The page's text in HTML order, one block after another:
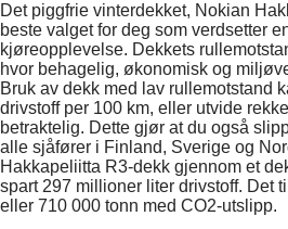
Det piggfrie vinterdekket, Nokian
beste valget for deg som verdsetter
kjøreopplevelse. Dekkets
hvor behagelig, økonomisk og
Bruk av dekk med lav rullemotstand
drivstoff per 100 km, eller utvide
betraktelig. Dette gjør at du også
alle sjåfører i Finland, Sverige og
Hakkapeliitta R3-dekk gjennom et
spart 297 millioner liter drivstoff. Det
eller 710 000 tonn med CO2-utslipp.